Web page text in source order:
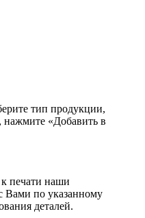
тип продукции,
нажмите «Добавить в
к печати наши
Вами по указанному
деталей.